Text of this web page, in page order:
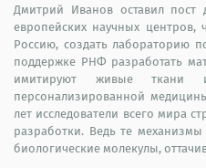
Дмитрий Иванов оставил
европейских научных центров,
Россию, создать лабораторию
поддержке РНФ разработать
имитируют живые
персонализированной
лет исследователи всего мира
разработки. Ведь те
биологические молекулы,